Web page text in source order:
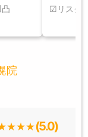
☑リスク
院
(5.0)